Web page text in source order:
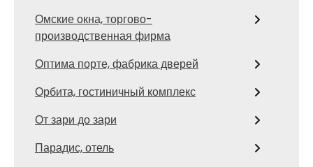
Омские окна, торгово-
производственная фирма
Оптима порте, фабрика дверей
Орбита, гостиничный комплекс
От зари до зари
Парадис, отель